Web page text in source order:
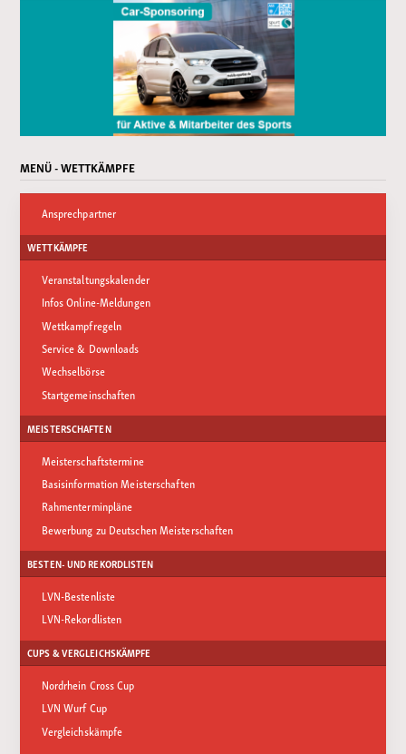
MENÜ - WETTKÄMPFE
Ansprechpartner
WETTKÄMPFE
Veranstaltungskalender
Infos Online-Meldungen
Wettkampfregeln
Service & Downloads
Wechselbörse
Startgemeinschaften
MEISTERSCHAFTEN
Meisterschaftstermine
Basisinformation Meisterschaften
Rahmenterminpläne
Bewerbung zu Deutschen Meisterschaften
BESTEN- UND REKORDLISTEN
LVN-Bestenliste
LVN-Rekordlisten
CUPS & VERGLEICHSKÄMPFE
Nordrhein Cross Cup
LVN Wurf Cup
Vergleichskämpfe